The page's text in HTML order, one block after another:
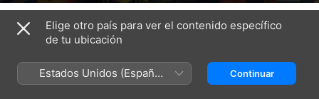
Temporada 1
Elige otro país para ver el contenido específico
de tu ubicación
Estados Unidos (Español
México)
Continuar